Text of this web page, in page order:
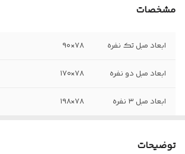
مشخصات
ابعاد مبل تک نفره ۷۸×۹۰
ابعاد مبل دو نفره ۷۸×۱۷۰
ابعاد مبل ۳ نفره ۷۸×۱۹۸
توضیحات